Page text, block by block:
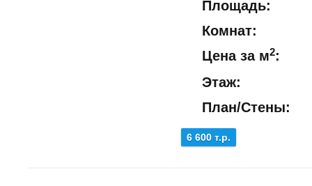
Площадь:
Комнат:
Цена за м2:
Этаж:
План/Стены:
6 600 т.р.